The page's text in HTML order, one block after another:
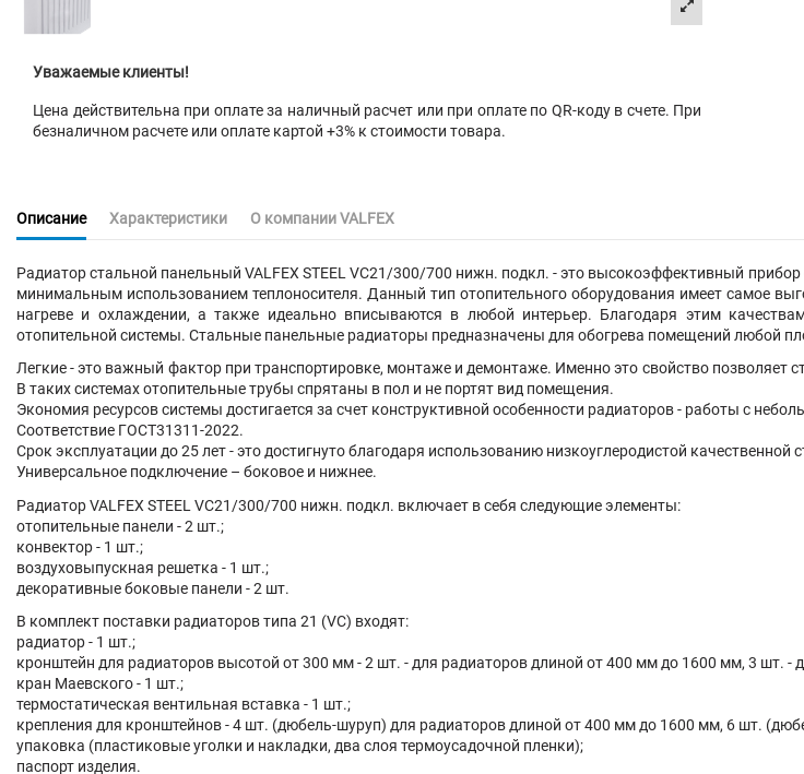
Уважаемые клиенты!
Цена действительна при оплате за наличный расчет или при оплате по QR-коду в счете. При
безналичном расчете или оплате картой +3% к стоимости товара.
Описание Характеристики О компании VALFEX
Радиатор стальной панельный VALFEX STEEL VC21/300/700 нижн. подкл. - это высокоэффективный
минимальным использованием теплоносителя. Данный тип отопительного оборудования имеет самое
нагреве и охлаждении, а также идеально вписываются в любой интерьер. Благодаря этим
отопительной системы. Стальные панельные радиаторы предназначены для обогрева помещений любой
Легкие - это важный фактор при транспортировке, монтаже и демонтаже. Именно это свойство
В таких системах отопительные трубы спрятаны в пол и не портят вид помещения.
Экономия ресурсов системы достигается за счет конструктивной особенности радиаторов - работы с
Соответствие ГОСТ31311-2022.
Срок эксплуатации до 25 лет - это достигнуто благодаря использованию низкоуглеродистой
Универсальное подключение – боковое и нижнее.
РадиаторVALFEX STEEL VC21/300/700 нижн. подкл. включает в себя следующие элементы:
отопительные панели - 2 шт.;
конвектор - 1 шт.;
воздуховыпускная решетка - 1 шт.;
декоративные боковые панели - 2 шт.
В комплект поставки радиаторов типа 21 (VC) входят:
радиатор - 1 шт.;
кронштейн для радиаторов высотой от 300 мм - 2 шт. - для радиаторов длиной от 400 мм до 1600 мм, 3 шт.
кран Маевского - 1 шт.;
термостатическая вентильная вставка - 1 шт.;
крепления для кронштейнов - 4 шт. (дюбель-шуруп) для радиаторов длиной от 400 мм до 1600 мм, 6 шт.
упаковка (пластиковые уголки и накладки, два слоя термоусадочной пленки);
паспорт изделия.